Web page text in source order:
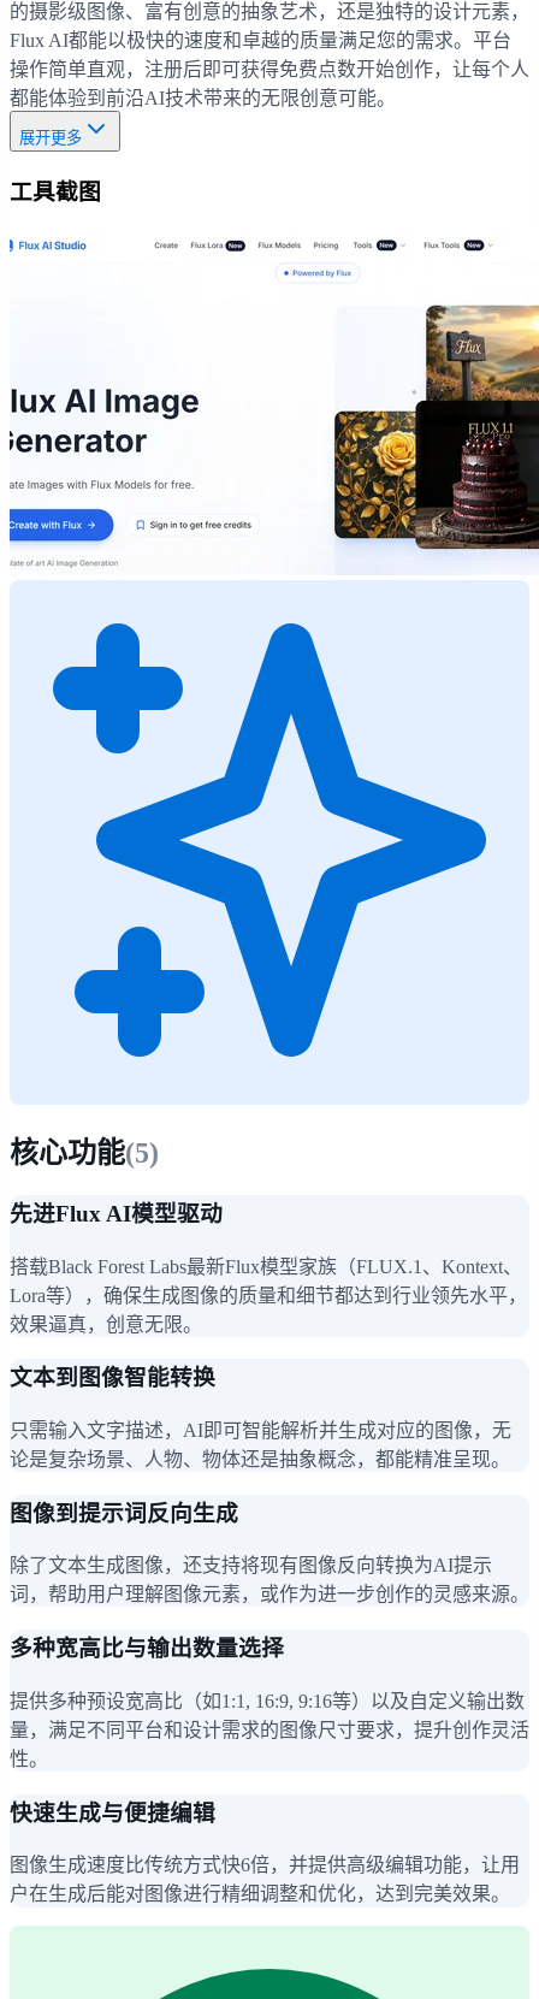
的摄影级图像、富有创意的抽象艺术，还是独特的设计元素，
Flux AI都能以极快的速度和卓越的质量满足您的需求。平台
操作简单直观，注册后即可获得免费点数开始创作，让每个人
都能体验到前沿AI技术带来的无限创意可能。
展开更多
工具截图
核心功能(5)
先进Flux AI模型驱动
搭载Black Forest Labs最新Flux模型家族（FLUX.1、Kontext、
Lora等），确保生成图像的质量和细节都达到行业领先水平，
效果逼真，创意无限。
文本到图像智能转换
只需输入文字描述，AI即可智能解析并生成对应的图像，无
论是复杂场景、人物、物体还是抽象概念，都能精准呈现。
图像到提示词反向生成
除了文本生成图像，还支持将现有图像反向转换为AI提示
词，帮助用户理解图像元素，或作为进一步创作的灵感来源。
多种宽高比与输出数量选择
提供多种预设宽高比（如1:1, 16:9, 9:16等）以及自定义输出数
量，满足不同平台和设计需求的图像尺寸要求，提升创作灵活
性。
快速生成与便捷编辑
图像生成速度比传统方式快6倍，并提供高级编辑功能，让用
户在生成后能对图像进行精细调整和优化，达到完美效果。